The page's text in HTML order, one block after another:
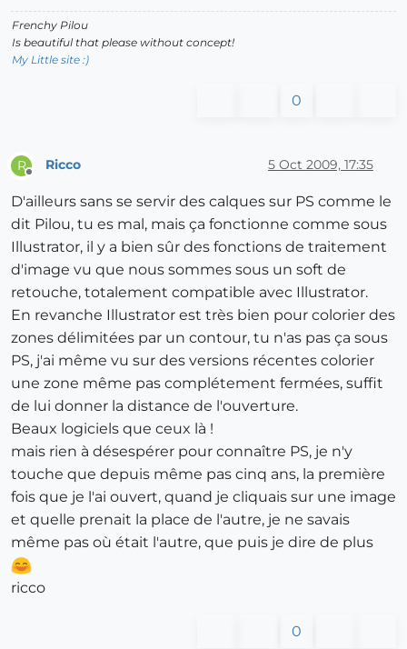
Frenchy Pilou
Is beautiful that please without concept!
My Little site :)
0
R Ricco 5 Oct 2009, 17:35
D'ailleurs sans se servir des calques sur PS comme le
dit Pilou, tu es mal, mais ça fonctionne comme sous
Illustrator, il y a bien sûr des fonctions de traitement
d'image vu que nous sommes sous un soft de
retouche, totalement compatible avec Illustrator.
En revanche Illustrator est très bien pour colorier des
zones délimitées par un contour, tu n'as pas ça sous
PS, j'ai même vu sur des versions récentes colorier
une zone même pas complétement fermées, suffit
de lui donner la distance de l'ouverture.
Beaux logiciels que ceux là !
mais rien à désespérer pour connaître PS, je n'y
touche que depuis même pas cinq ans, la première
fois que je l'ai ouvert, quand je cliquais sur une image
et quelle prenait la place de l'autre, je ne savais
même pas où était l'autre, que puis je dire de plus
ricco
0